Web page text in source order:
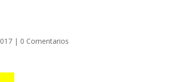
| 0 Comentarios